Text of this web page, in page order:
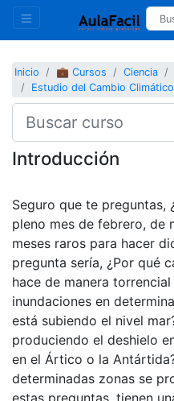
Inicio 💼 Cursos Ciencia
Estudio del Cambio Climático
Introducción
Seguro que te preguntas,
pleno mes de febrero, de
meses raros para hacer
pregunta sería, ¿Por qué
hace de manera
inundaciones en
está subiendo el nivel
produciendo el deshielo
en el Ártico o la
determinadas zonas se
estas preguntas, tienen